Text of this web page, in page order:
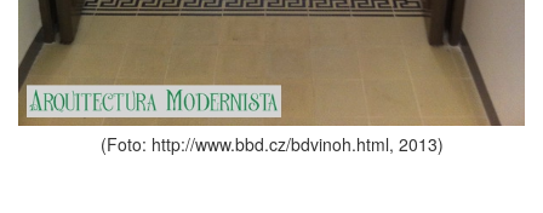
(Foto: http://www.bbd.cz/bdvinoh.html,